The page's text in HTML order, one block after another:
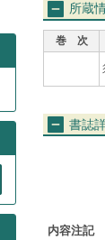
所蔵
巻 次
書誌
内容注記